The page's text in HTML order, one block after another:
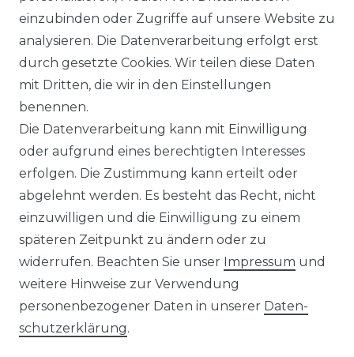
einzubinden oder Zugriffe auf unsere Website zu
analysieren. Die Datenverarbeitung erfolgt erst
durch gesetzte Cookies. Wir teilen diese Daten
mit Dritten, die wir in den Einstellungen
benennen.
Die Datenverarbeitung kann mit Einwilligung
oder aufgrund eines berechtigten Interesses
erfolgen. Die Zustimmung kann erteilt oder
abgelehnt werden. Es besteht das Recht, nicht
einzuwilligen und die Einwilligung zu einem
späteren Zeitpunkt zu ändern oder zu
widerrufen. Beachten Sie unser Impressum und
weitere Hinweise zur Verwendung
personenbezogener Daten in unserer Daten­
schutz­erklärung.
AGB Barrierefreiheitserklärung
Widerrufs­recht
VERTRAG WIDERRUFEN Kontakt